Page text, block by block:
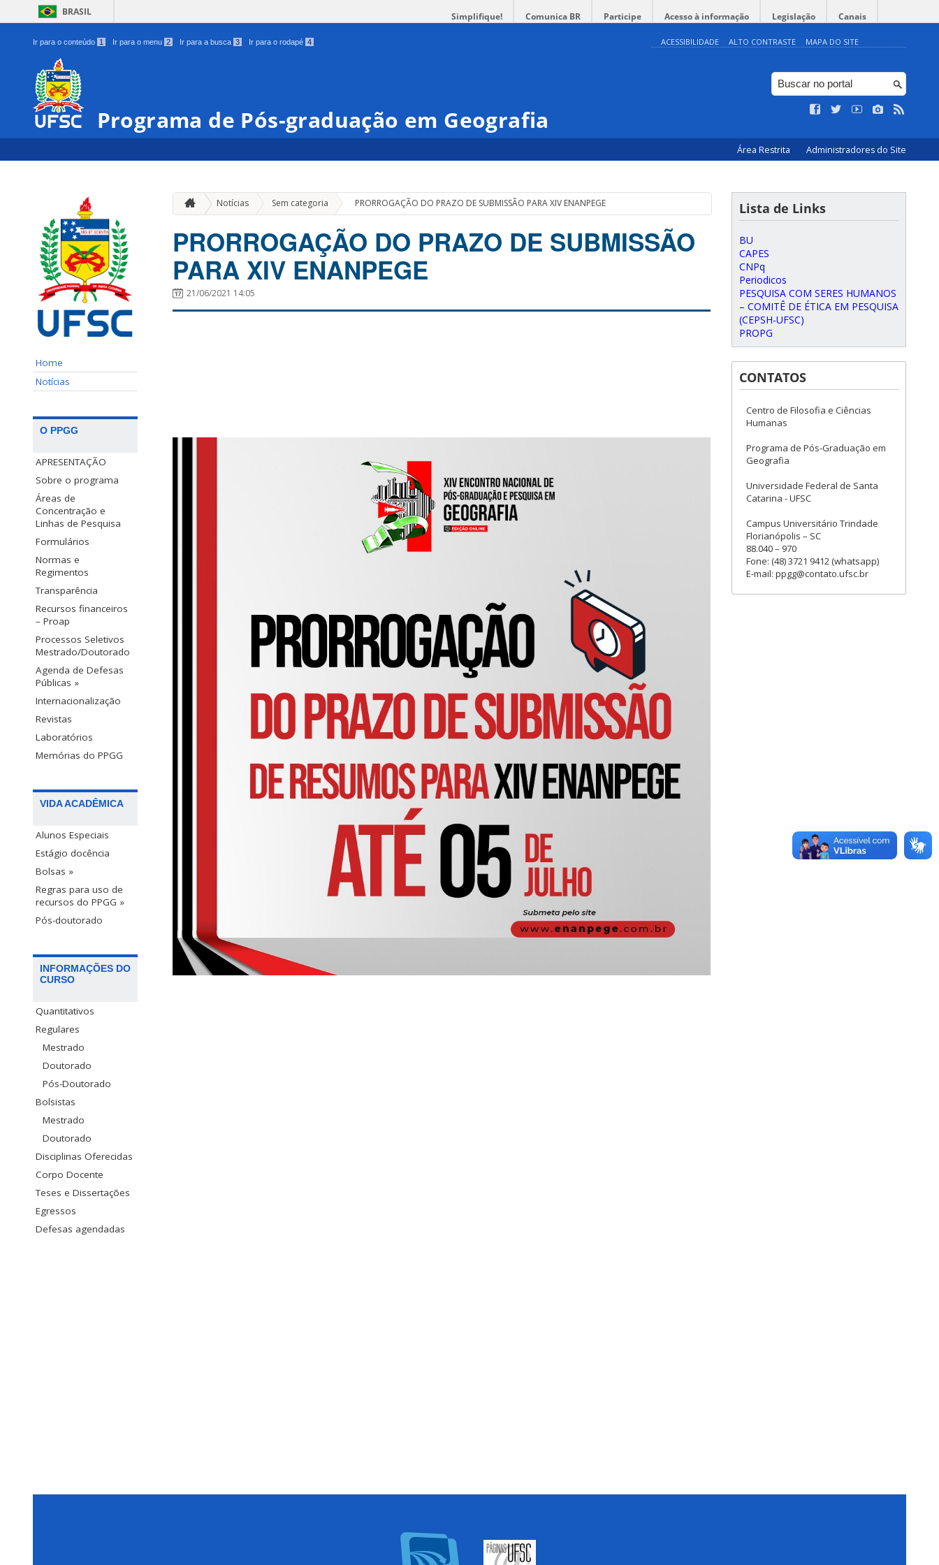
BRASIL Simplifique! Comunica BR Participe Acesso à informação Legislação Canais
Ir para o conteúdo 1 Ir para o menu 2 Ir para a busca 3 Ir para o rodapé 4 ACESSIBILIDADE ALTO CONTRASTE MAPA DO SITE
Programa de Pós-graduação em Geografia
Área Restrita Administradores do Site
Home
Notícias
O PPGG
APRESENTAÇÃO
Sobre o programa
Áreas de
Concentração e
Linhas de Pesquisa
Formulários
Normas e
Regimentos
Transparência
Recursos financeiros
– Proap
Processos Seletivos
Mestrado/Doutorado
Agenda de Defesas
Públicas »
Internacionalização
Revistas
Laboratórios
Memórias do PPGG
VIDA ACADÊMICA
Alunos Especiais
Estágio docência
Bolsas »
Regras para uso de
recursos do PPGG »
Pós-doutorado
INFORMAÇÕES DO
CURSO
Quantitativos
Regulares
Mestrado
Doutorado
Pós-Doutorado
Bolsistas
Mestrado
Doutorado
Disciplinas Oferecidas
Corpo Docente
Teses e Dissertações
Egressos
Defesas agendadas
Notícias Sem categoria » PRORROGAÇÃO DO PRAZO DE SUBMISSÃO PARA XIV ENANPEGE
PRORROGAÇÃO DO PRAZO DE SUBMISSÃO
PARA XIV ENANPEGE
21/06/2021 14:05
Lista de Links
BU
CAPES
CNPq
Periodicos
PESQUISA COM SERES HUMANOS
– COMITÊ DE ÉTICA EM PESQUISA
(CEPSH-UFSC)
PROPG
CONTATOS
Centro de Filosofia e Ciências
Humanas
Programa de Pós-Graduação em
Geografia
Universidade Federal de Santa
Catarina - UFSC
Campus Universitário Trindade
Florianópolis – SC
88.040 – 970
Fone: (48) 3721 9412 (whatsapp)
E-mail: ppgg@contato.ufsc.br